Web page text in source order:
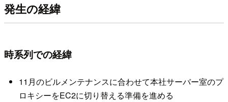
発生の経緯
時系列での経緯
11月のビルメンテナンスに合わせて本社サーバー室のプ
ロキシーをEC2に切り替える準備を進める